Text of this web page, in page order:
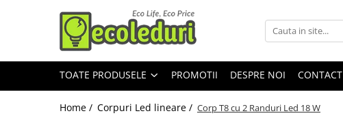
Toate Produsele
Surse de iluminat
Surse de iluminat
TOATE PRODUSELE PROMOTII DESPRE NOI CONTACT
Home / Corpuri Led lineare / Corp T8 cu 2 Randuri Led 18 W